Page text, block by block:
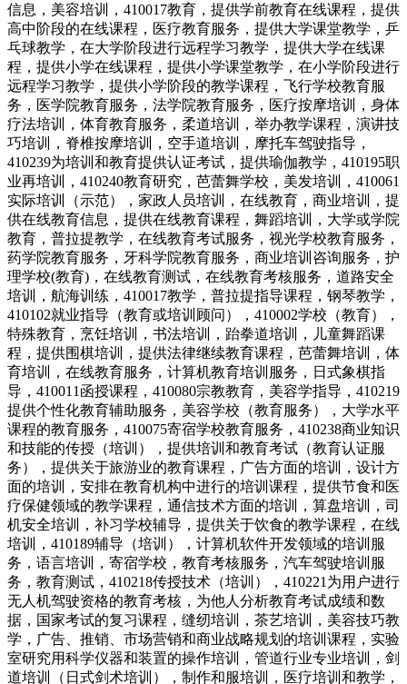
信息，美容培训，410017教育，提供学前教育在线课程，提供
高中阶段的在线课程，医疗教育服务，提供大学课堂教学，乒
乓球教学，在大学阶段进行远程学习教学，提供大学在线课
程，提供小学在线课程，提供小学课堂教学，在小学阶段进行
远程学习教学，提供小学阶段的教学课程，飞行学校教育服
务，医学院教育服务，法学院教育服务，医疗按摩培训，身体
疗法培训，体育教育服务，柔道培训，举办教学课程，演讲技
巧培训，脊椎按摩培训，空手道培训，摩托车驾驶指导，
410239为培训和教育提供认证考试，提供瑜伽教学，410195职
业再培训，410240教育研究，芭蕾舞学校，美发培训，410061
实际培训（示范），家政人员培训，在线教育，商业培训，提
供在线教育信息，提供在线教育课程，舞蹈培训，大学或学院
教育，普拉提教学，在线教育考试服务，视光学校教育服务，
药学院教育服务，牙科学院教育服务，商业培训咨询服务，护
理学校(教育)，在线教育测试，在线教育考核服务，道路安全
培训，航海训练，410017教学，普拉提指导课程，钢琴教学，
410102就业指导（教育或培训顾问），410002学校（教育），
特殊教育，烹饪培训，书法培训，跆拳道培训，儿童舞蹈课
程，提供围棋培训，提供法律继续教育课程，芭蕾舞培训，体
育培训，在线教育服务，计算机教育培训服务，日式象棋指
导，410011函授课程，410080宗教教育，美容学指导，410219
提供个性化教育辅助服务，美容学校（教育服务），大学水平
课程的教育服务，410075寄宿学校教育服务，410238商业知识
和技能的传授（培训），提供培训和教育考试（教育认证服
务），提供关于旅游业的教育课程，广告方面的培训，设计方
面的培训，安排在教育机构中进行的培训课程，提供节食和医
疗保健领域的教学课程，通信技术方面的培训，算盘培训，司
机安全培训，补习学校辅导，提供关于饮食的教学课程，在线
培训，410189辅导（培训），计算机软件开发领域的培训服
务，语言培训，寄宿学校，教育考核服务，汽车驾驶培训服
务，教育测试，410218传授技术（培训），410221为用户进行
无人机驾驶资格的教育考核，为他人分析教育考试成绩和数
据，国家考试的复习课程，缝纫培训，茶艺培训，美容技巧教
学，广告、推销、市场营销和商业战略规划的培训课程，实验
室研究用科学仪器和装置的操作培训，管道行业专业培训，剑
道培训（日式剑术培训），制作和服培训，医疗培训和教学，